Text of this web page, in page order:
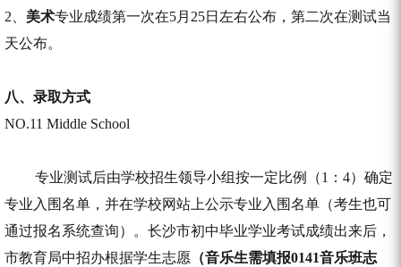
2、 美术专业成绩第一次在5月25日左右公布，第二次在测试当
天公布。
八、 录取方式
NO.11 Middle School
专业测试后由学校招生领导小组按一定比例（1：4）确定
专业入围名单，并在学校网站上公示专业入围名单（考生也可
通过报名系统查询）。长沙市初中毕业学业考试成绩出来后，
市教育局中招办根据学生志愿 （音乐生需填报0141音乐班志